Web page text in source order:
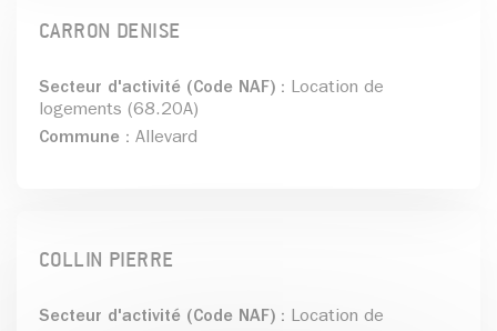
CARRON DENISE
Secteur d'activité (Code NAF) : Location de
logements (68.20A)
Commune : Allevard
COLLIN PIERRE
Secteur d'activité (Code NAF) : Location de